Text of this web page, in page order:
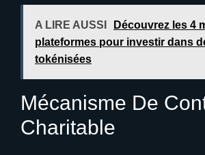
A LIRE AUSSI
Découvrez les 4
plateformes pour investir dans
tokénisées
Mécanisme De
Charitable